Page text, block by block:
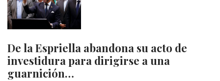
De la Espriella abandona su acto de
investidura para dirigirse a una
guarnición…